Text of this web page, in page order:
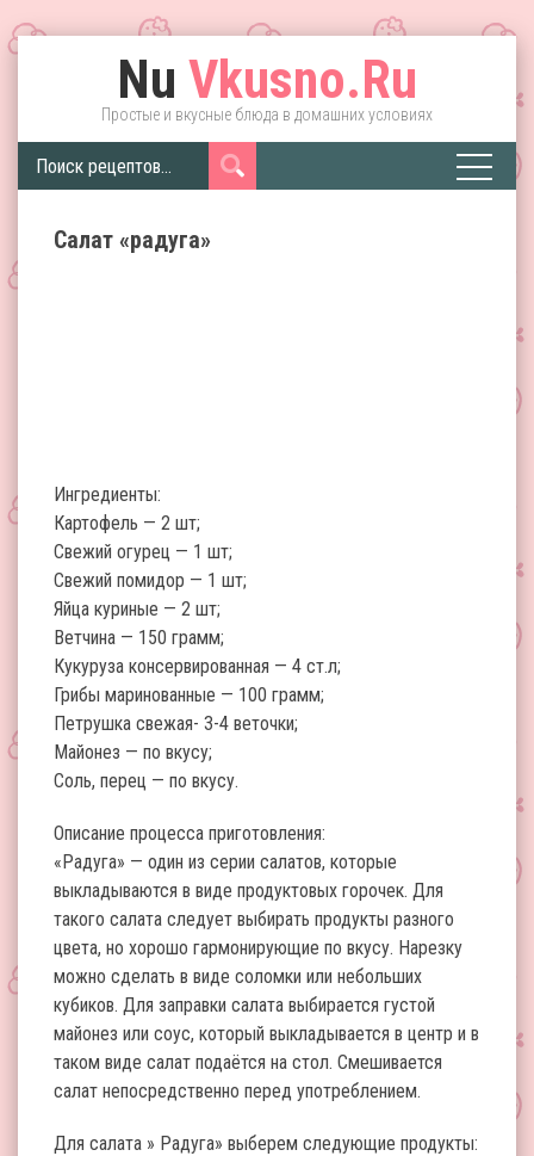
Nu Vkusno.Ru
Простые и вкусные блюда в домашних условиях
Салат «радуга»
Ингредиенты:
Картофель — 2 шт;
Свежий огурец — 1 шт;
Свежий помидор — 1 шт;
Яйца куриные — 2 шт;
Ветчина — 150 грамм;
Кукуруза консервированная — 4 ст.л;
Грибы маринованные — 100 грамм;
Петрушка свежая- 3-4 веточки;
Майонез — по вкусу;
Соль, перец — по вкусу.
Описание процесса приготовления:
«Радуга» — один из серии салатов, которые
выкладываются в виде продуктовых горочек. Для
такого салата следует выбирать продукты разного
цвета, но хорошо гармонирующие по вкусу. Нарезку
можно сделать в виде соломки или небольших
кубиков. Для заправки салата выбирается густой
майонез или соус, который выкладывается в центр и в
таком виде салат подаётся на стол. Смешивается
салат непосредственно перед употреблением.
Для салата » Радуга» выберем следующие продукты: